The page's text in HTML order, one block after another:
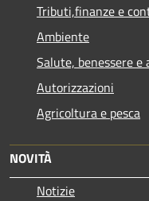
Tributi,finanze e
Ambiente
Salute, benessere e
Autorizzazioni
Agricoltura e pesca
NOVITÀ
Notizie